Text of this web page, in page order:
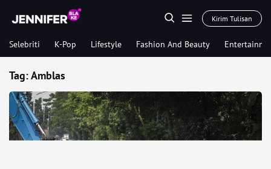
Kirim Tulisan
Selebriti K-Pop Lifestyle Fashion And Beauty
Tag:Amblas